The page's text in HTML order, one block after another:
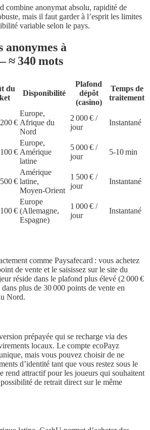
combine anonymat absolu, rapidité de
mais il faut garder à l’esprit les limites
variable selon le pays.
anonymes à
≈ 340 mots
du
Disponibilité
Plafond
dépôt
(casino)
Temps de
traitement
€
Europe,
Afrique du
Nord
2 000 € /
jour
Instantané
€
Europe,
Amérique
latine
5 000 € /
jour
5‑10 min
€
Amérique
latine,
Moyen‑Orient
1 500 € /
jour
Instantané
€
Europe
(Allemagne,
Espagne)
1 000 € /
jour
Instantané
comme Paysafecard : vous achetez
de vente et le saisissez sur le site du
réside dans le plafond plus élevé (2 000 €
plus de 30 000 points de vente en
Nord.
prépayée qui se recharge via des
locaux. Le compte ecoPayz
mais vous pouvez choisir de ne
d’identité tant que vous restez sous le
rend attractif pour les joueurs qui souhaitent
de retrait direct sur le même